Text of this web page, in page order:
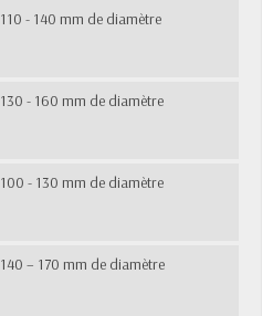
110 - 140 mm de diamètre
130 - 160 mm de diamètre
100 - 130 mm de diamètre
140 – 170 mm de diamètre